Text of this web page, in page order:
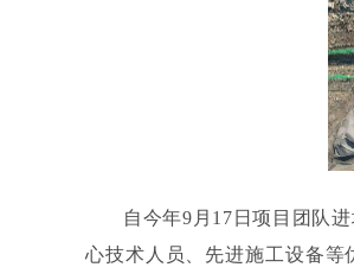
自今年9月17日项目团队
心技术人员、先进施工设备等